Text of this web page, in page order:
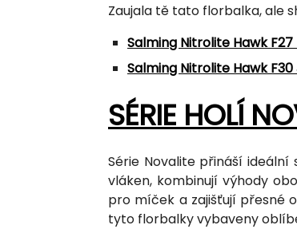
Zaujala tě tato florbalka, ale
Salming Nitrolite Hawk
Salming Nitrolite Hawk
SÉRIE HOLÍ
Série Novalite přináší
vláken, kombinují výhody
pro míček a zajišťují přesné
tyto florbalky vybaveny